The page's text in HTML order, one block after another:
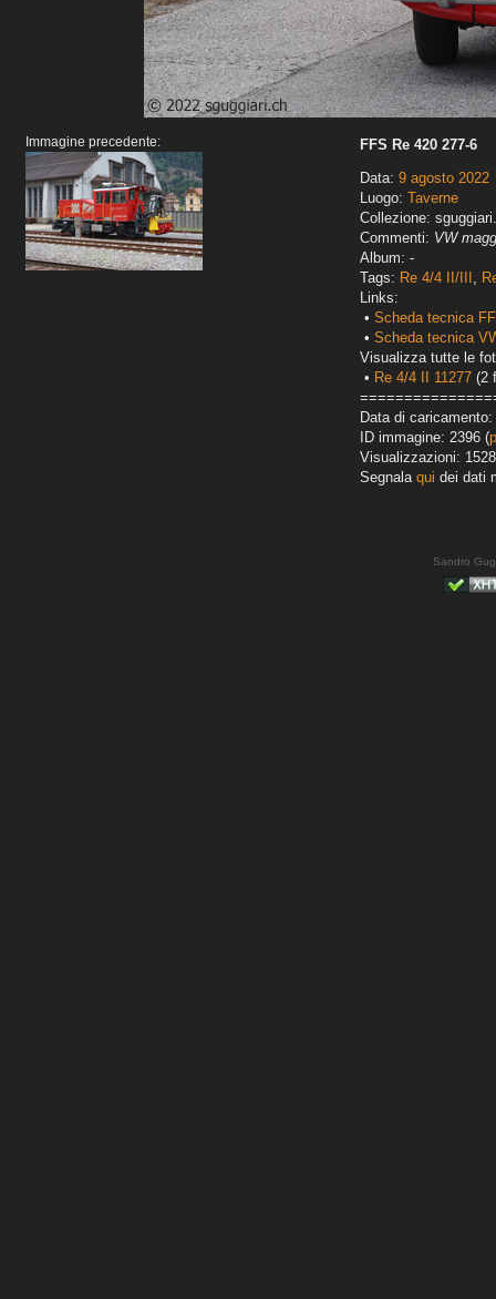
Immagine precedente:
FFS Re 420 277-6
Data: 9 agosto 2022
Luogo: Taverne
Collezione:
Commenti: VW
Album: -
Tags: Re 4/4 II/III ,
Links:
• Scheda tecnica
• Scheda tecnica
Visualizza tutte le
• Re 4/4 II 11277 (2
Data di
ID immagine: 2396 (
Visualizzazioni: 1528
Segnala qui dei dati
Sandro